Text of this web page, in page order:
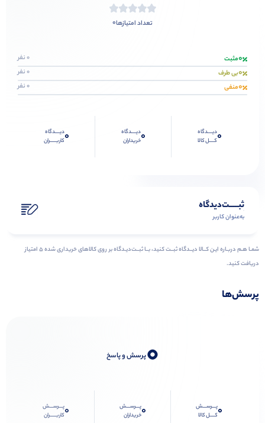
تعداد امتیازها0
0مثبت 0 نفر
0بی طرف 0 نفر
0منفی 0 نفر
0دیــــدگاه
کــــل کالا
0دیــــدگاه
خریداران
0دیــــدگاه
کاربـــــران
ثبـــــت‌دیدگاه
به‌عنوان کاربر
شمـا هـم دربـاره ایـن کــالا دیــدگاه ثبــت کنید، بــا ثبــت‌دیـدگاه بر روی کالاهای خریداری شده ۵ امتیاز
دریافت کنید.
پرسش‌ها
0پرسش و پاسخ
0پـــرســـش
کــــل کالا
0پـــرســـش
خریداران
0پـــرســـش
کاربـــــران